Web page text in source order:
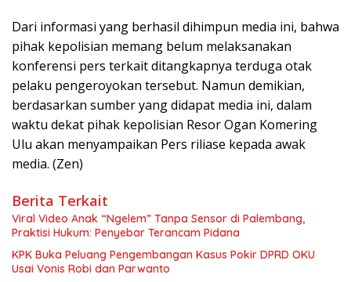
Dari informasi yang berhasil dihimpun media ini, bahwa
pihak kepolisian memang belum melaksanakan
konferensi pers terkait ditangkapnya terduga otak
pelaku pengeroyokan tersebut. Namun demikian,
berdasarkan sumber yang didapat media ini, dalam
waktu dekat pihak kepolisian Resor Ogan Komering
Ulu akan menyampaikan Pers riliase kepada awak
media. (Zen)
Berita Terkait
Viral Video Anak “Ngelem” Tanpa Sensor di Palembang,
Praktisi Hukum: Penyebar Terancam Pidana
KPK Buka Peluang Pengembangan Kasus Pokir DPRD OKU
Usai Vonis Robi dan Parwanto